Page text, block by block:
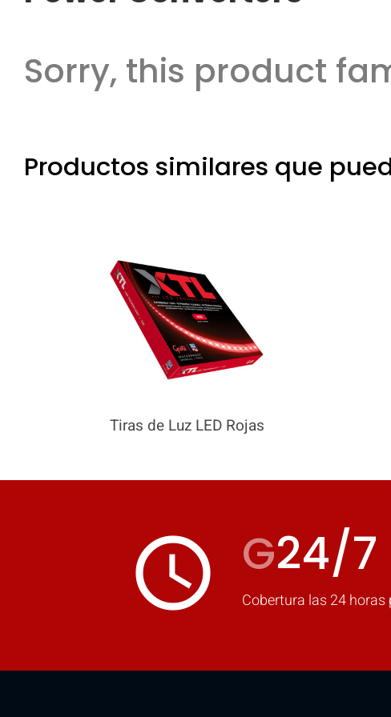
Sorry, this product
Productos similares que
Tiras de Luz LED Rojas
access_time G24/7
Cobertura las 24